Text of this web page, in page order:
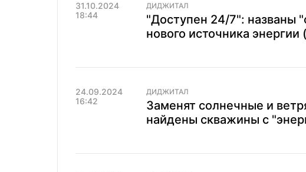
31.10.2024
18:44
ДИДЖИТАЛ
"Доступен 24/7":
нового источника энергии
24.09.2024
16:42
ДИДЖИТАЛ
Заменят солнечные и
найдены скважины с